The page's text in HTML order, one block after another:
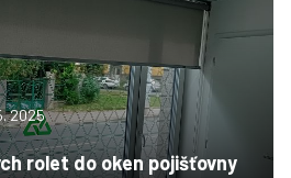
2025
rolet do oken pojišťovny